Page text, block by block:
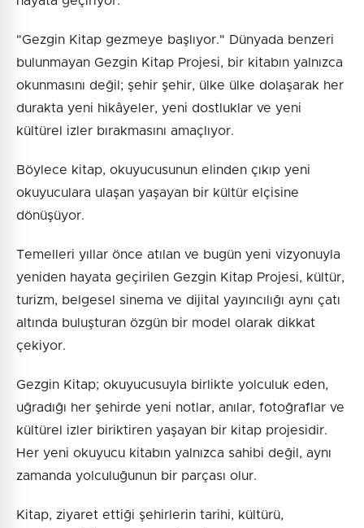
"Gezgin Kitap gezmeye başlıyor." Dünyada benzeri
bulunmayan Gezgin Kitap Projesi, bir kitabın yalnızca
okunmasını değil; şehir şehir, ülke ülke dolaşarak her
durakta yeni hikâyeler, yeni dostluklar ve yeni
kültürel izler bırakmasını amaçlıyor.
Böylece kitap, okuyucusunun elinden çıkıp yeni
okuyuculara ulaşan yaşayan bir kültür elçisine
dönüşüyor.
Temelleri yıllar önce atılan ve bugün yeni vizyonuyla
yeniden hayata geçirilen Gezgin Kitap Projesi, kültür,
turizm, belgesel sinema ve dijital yayıncılığı aynı çatı
altında buluşturan özgün bir model olarak dikkat
çekiyor.
Gezgin Kitap; okuyucusuyla birlikte yolculuk eden,
uğradığı her şehirde yeni notlar, anılar, fotoğraflar ve
kültürel izler biriktiren yaşayan bir kitap projesidir.
Her yeni okuyucu kitabın yalnızca sahibi değil, aynı
zamanda yolculuğunun bir parçası olur.
Kitap, ziyaret ettiği şehirlerin tarihi, kültürü,